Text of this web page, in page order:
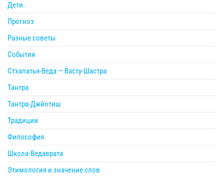
Дети.
Прогноз
Разные советы
События
Стхапатья-Веда — Васту-Шастра
Тантра
Тантра-Джйотиш
Традиции
Философия
Школа-Ведаврата
Этимология и значение слов